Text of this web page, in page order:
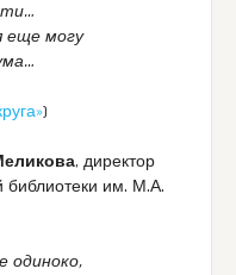
еще могу
)
, директор
библиотеки им. М.А.
одиноко,